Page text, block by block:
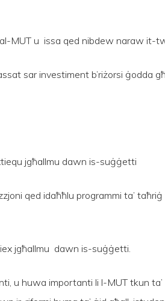
MUT u issa qed nibdew naraw it-
sar investiment b’riżorsi ġodda
jgħallmu dawn is-suġġetti
qed idaħħlu programmi ta’
jgħallmu dawn is-suġġetti.
u huwa importanti li l-MUT tkun